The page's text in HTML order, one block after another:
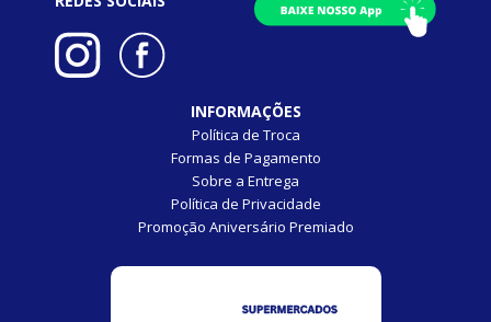
INFORMAÇÕES
Política de Troca
Formas de Pagamento
Sobre a Entrega
Política de Privacidade
Promoção Aniversário Premiado